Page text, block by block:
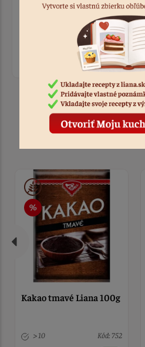
Ohodnotiť recept
Prihláste sa, ak chcete pridať
Prihlásiť sa
Produkty k
Kakao tmavé Liana 100g
> 10 Kód: 752